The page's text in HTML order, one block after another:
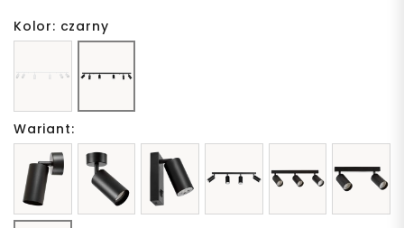
Kolor: czarny
Wariant: